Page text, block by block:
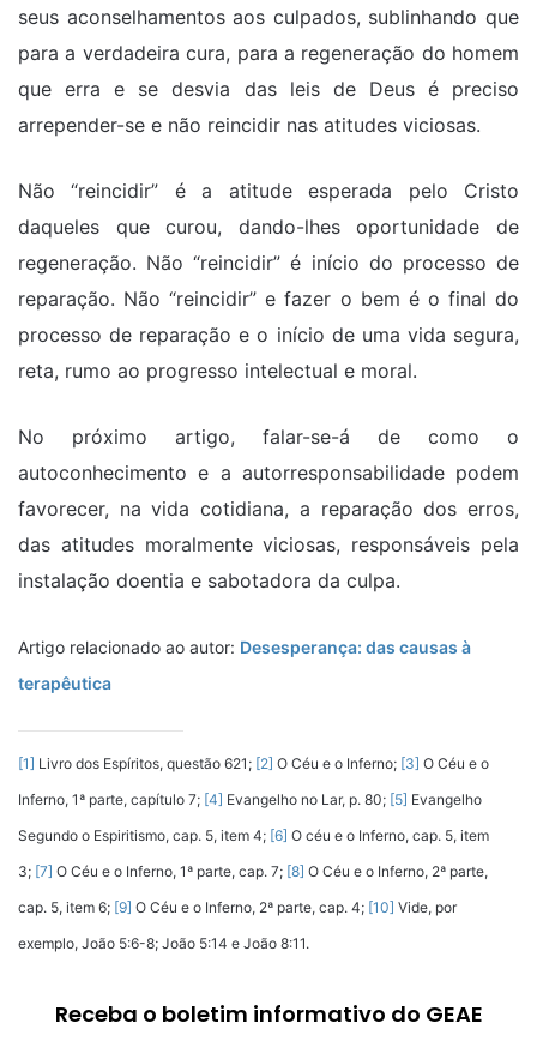
seus aconselhamentos aos culpados, sublinhando que
para a verdadeira cura, para a regeneração do homem
que erra e se desvia das leis de Deus é preciso
arrepender-se e não reincidir nas atitudes viciosas.
Não “reincidir” é a atitude esperada pelo Cristo
daqueles que curou, dando-lhes oportunidade de
regeneração. Não “reincidir” é início do processo de
reparação. Não “reincidir” e fazer o bem é o final do
processo de reparação e o início de uma vida segura,
reta, rumo ao progresso intelectual e moral.
No próximo artigo, falar-se-á de como o
autoconhecimento e a autorresponsabilidade podem
favorecer, na vida cotidiana, a reparação dos erros,
das atitudes moralmente viciosas, responsáveis pela
instalação doentia e sabotadora da culpa.
Artigo relacionado ao autor: Desesperança: das causas à
terapêutica
[1] Livro dos Espíritos, questão 621; [2] O Céu e o Inferno; [3] O Céu e o
Inferno, 1ª parte, capítulo 7; [4] Evangelho no Lar, p. 80; [5] Evangelho
Segundo o Espiritismo, cap. 5, item 4; [6] O céu e o Inferno, cap. 5, item
3; [7] O Céu e o Inferno, 1ª parte, cap. 7; [8] O Céu e o Inferno, 2ª parte,
cap. 5, item 6; [9] O Céu e o Inferno, 2ª parte, cap. 4; [10] Vide, por
exemplo, João 5:6-8; João 5:14 e João 8:11.
Receba o boletim informativo do GEAE